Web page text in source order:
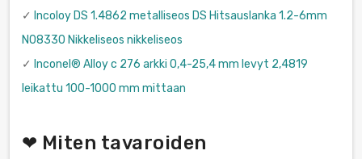
✓ Incoloy DS 1.4862 metalliseos DS Hitsauslanka 1.2-6mm
N08330 Nikkeliseos nikkeliseos
✓ Inconel® Alloy c 276 arkki 0,4-25,4 mm levyt 2,4819
leikattu 100-1000 mm mittaan
❤ Miten tavaroiden